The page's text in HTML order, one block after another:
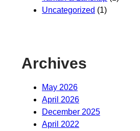
Uncategorized (1)
Archives
May 2026
April 2026
December 2025
April 2022